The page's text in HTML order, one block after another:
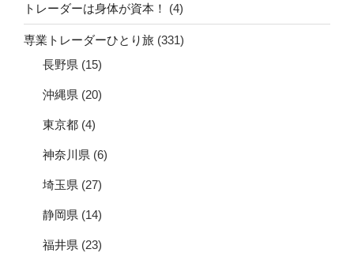
トレーダーは身体が資本！ (4)
専業トレーダーひとり旅 (331)
長野県 (15)
沖縄県 (20)
東京都 (4)
神奈川県 (6)
埼玉県 (27)
静岡県 (14)
福井県 (23)